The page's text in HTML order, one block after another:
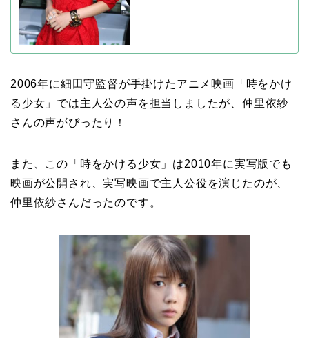
2006年に細田守監督が手掛けたアニメ映画「時をかけ
る少女」では主人公の声を担当しましたが、仲里依紗
さんの声がぴったり！
また、この「時をかける少女」は2010年に実写版でも
映画が公開され、実写映画で主人公役を演じたのが、
仲里依紗さんだったのです。